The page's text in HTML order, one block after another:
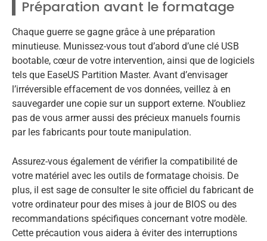
Préparation avant le formatage
Chaque guerre se gagne grâce à une préparation
minutieuse. Munissez-vous tout d’abord d’une clé USB
bootable, cœur de votre intervention, ainsi que de logiciels
tels que EaseUS Partition Master. Avant d’envisager
l’irréversible effacement de vos données, veillez à en
sauvegarder une copie sur un support externe. N’oubliez
pas de vous armer aussi des précieux manuels fournis
par les fabricants pour toute manipulation.
Assurez-vous également de vérifier la compatibilité de
votre matériel avec les outils de formatage choisis. De
plus, il est sage de consulter le site officiel du fabricant de
votre ordinateur pour des mises à jour de BIOS ou des
recommandations spécifiques concernant votre modèle.
Cette précaution vous aidera à éviter des interruptions